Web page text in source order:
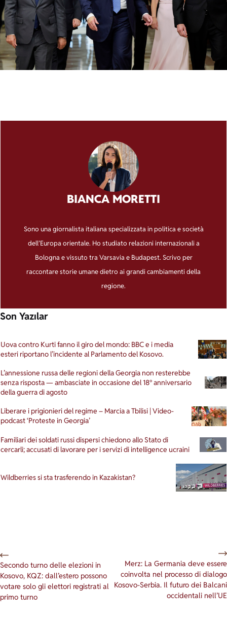
BIANCA MORETTI
Sono una giornalista italiana specializzata in politica e società
dell’Europa orientale. Ho studiato relazioni internazionali a
Bologna e vissuto tra Varsavia e Budapest. Scrivo per
raccontare storie umane dietro ai grandi cambiamenti della
regione.
Son Yazılar
Uova contro Kurti fanno il giro del mondo: BBC e i media
esteri riportano l’incidente al Parlamento del Kosovo.
L’annessione russa delle regioni della Georgia non resterebbe
senza risposta — ambasciate in occasione del 18° anniversario
della guerra di agosto
Liberare i prigionieri del regime – Marcia a Tbilisi | Video-
podcast ‘Proteste in Georgia’
Familiari dei soldati russi dispersi chiedono allo Stato di
cercarli; accusati di lavorare per i servizi di intelligence ucraini
Wildberries si sta trasferendo in Kazakistan?
Secondo turno delle elezioni in
Kosovo, KQZ: dall’estero possono
votare solo gli elettori registrati al
primo turno
Merz: La Germania deve essere
coinvolta nel processo di dialogo
Kosovo-Serbia. Il futuro dei Balcani
occidentali nell’UE